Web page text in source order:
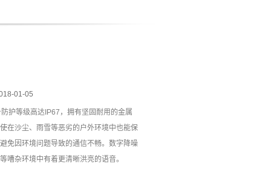
01-05
护等级高达IP67，拥有坚固耐用的金属
在沙尘、雨雪等恶劣的户外环境中也能保
免因环境问题导致的通信不畅。数字降噪
嘈杂环境中有着更清晰洪亮的语音。